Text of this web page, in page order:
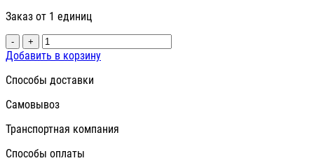
Заказ от 1 единиц
- +
Добавить в корзину
Способы доставки
Самовывоз
Транспортная компания
Способы оплаты